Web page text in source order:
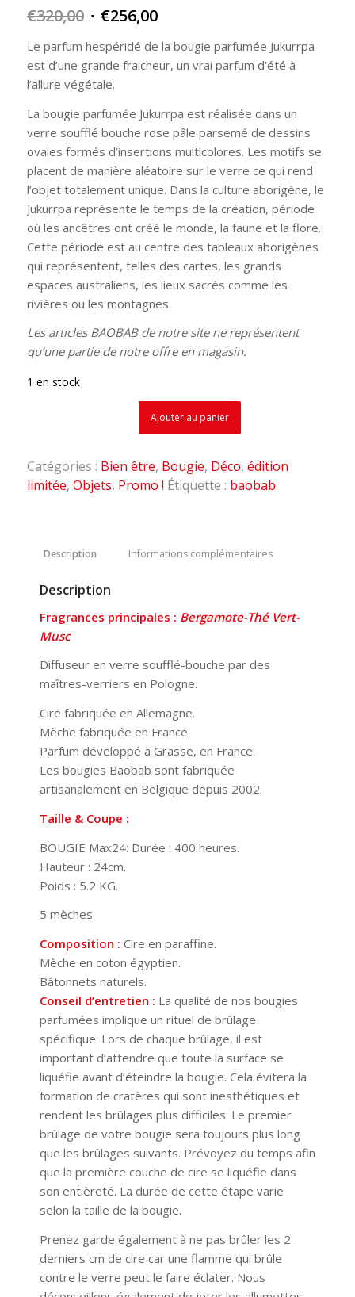
€320,00 Original
was:
€320,00.
€256,00Current
is:
€256,00.
Le parfum hespéridé de la bougie parfumée Jukurrpa
est d’une grande fraicheur, un vrai parfum d’été à
l’allure végétale.
La bougie parfumée Jukurrpa est réalisée dans un
verre soufflé bouche rose pâle parsemé de dessins
ovales formés d’insertions multicolores. Les motifs se
placent de manière aléatoire sur le verre ce qui rend
l’objet totalement unique. Dans la culture aborigène, le
Jukurrpa représente le temps de la création, période
où les ancêtres ont créé le monde, la faune et la flore.
Cette période est au centre des tableaux aborigènes
qui représentent, telles des cartes, les grands
espaces australiens, les lieux sacrés comme les
rivières ou les montagnes.
Les articles BAOBAB de notre site ne représentent
qu’une partie de notre offre en magasin.
1 en stock
Ajouter au panier
Catégories : Bien être, Bougie, Déco, édition
limitée, Objets, Promo ! Étiquette : baobab
Description Informations complémentaires
Description
Fragrances principales : Bergamote-Thé Vert-
Musc
Diffuseur en verre soufflé-bouche par des
maîtres-verriers en Pologne.
Cire fabriquée en Allemagne.
Mèche fabriquée en France.
Parfum développé à Grasse, en France.
Les bougies Baobab sont fabriquée
artisanalement en Belgique depuis 2002.
Taille & Coupe :
BOUGIE Max24: Durée : 400 heures.
Hauteur : 24cm.
Poids : 5.2 KG.
5 mèches
Composition : Cire en paraffine.
Mèche en coton égyptien.
Bâtonnets naturels.
Conseil d’entretien : La qualité de nos bougies
parfumées implique un rituel de brûlage
spécifique. Lors de chaque brûlage, il est
important d’attendre que toute la surface se
liquéfie avant d’éteindre la bougie. Cela évitera la
formation de cratères qui sont inesthétiques et
rendent les brûlages plus difficiles. Le premier
brûlage de votre bougie sera toujours plus long
que les brûlages suivants. Prévoyez du temps afin
que la première couche de cire se liquéfie dans
son entièreté. La durée de cette étape varie
selon la taille de la bougie.
Prenez garde également à ne pas brûler les 2
derniers cm de cire car une flamme qui brûle
contre le verre peut le faire éclater. Nous